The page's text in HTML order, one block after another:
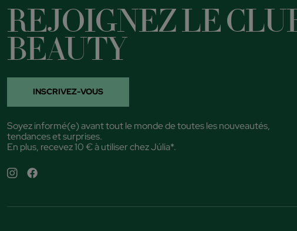
REJOIGNEZ LE
BEAUTY
INSCRIVEZ-VOUS
Soyez informé(e) avant tout le monde de toutes les nouveautés,
tendances et surprises.
En plus, recevez 10 € à utiliser chez Júlia*.